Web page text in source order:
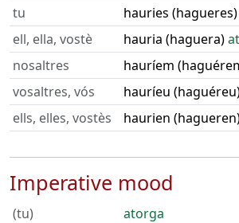
tu
hauries (hagueres)
ell, ella, vostè
hauria (haguera)
nosaltres
hauríem
vosaltres, vós
hauríeu
ells, elles, vostès
haurien
Imperative mood
(tu)
atorga